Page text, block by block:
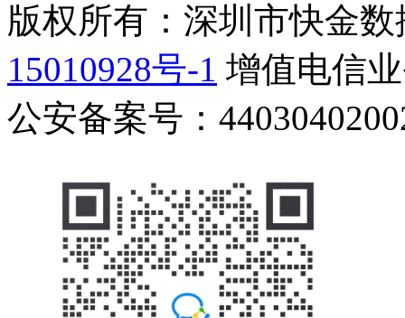
版权所有：深圳市快金
15010928号-1 增值电信
公安备案号：